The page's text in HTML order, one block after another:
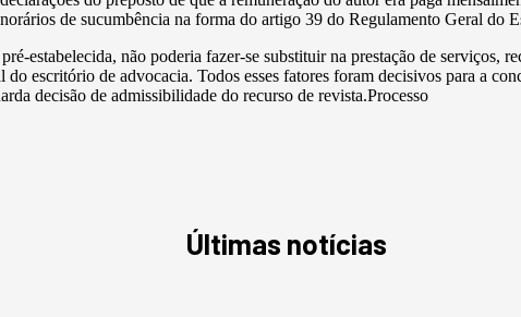
de sucumbência na forma do artigo 39 do Regulamento Geral do
estabelecida, não poderia fazer-se substituir na prestação de serviços,
escritório de advocacia. Todos esses fatores foram decisivos para a
decisão de admissibilidade do recurso de revista.Processo
Últimas notícias